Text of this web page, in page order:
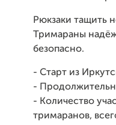
Рюкзаки тащить
Тримараны
безопасно.
- Старт из
-
- Количество
тримаранов,